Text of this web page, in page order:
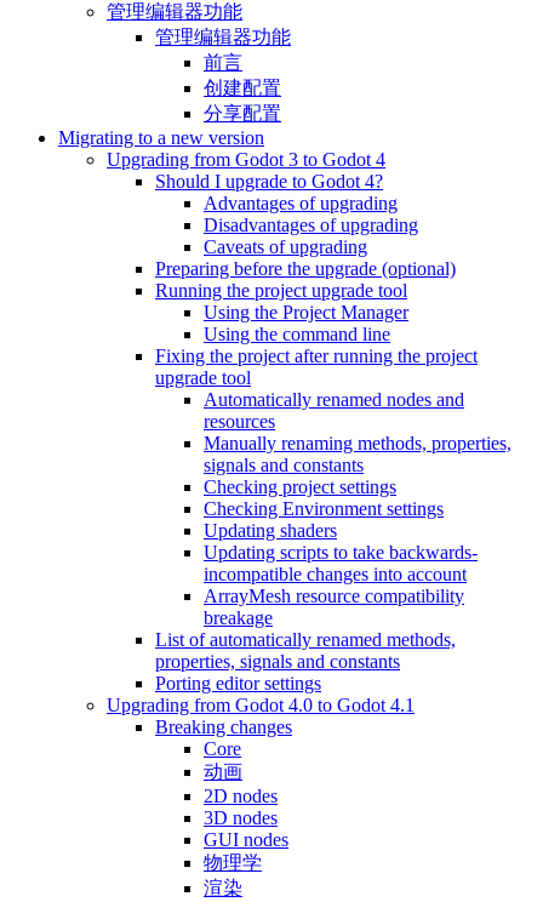
管理编辑器功能
管理编辑器功能
前言
创建配置
分享配置
Migrating to a new version
Upgrading from Godot 3 to Godot 4
Should I upgrade to Godot 4?
Advantages of upgrading
Disadvantages of upgrading
Caveats of upgrading
Preparing before the upgrade (optional)
Running the project upgrade tool
Using the Project Manager
Using the command line
Fixing the project after running the project
upgrade tool
Automatically renamed nodes and
resources
Manually renaming methods, properties,
signals and constants
Checking project settings
Checking Environment settings
Updating shaders
Updating scripts to take backwards-
incompatible changes into account
ArrayMesh resource compatibility
breakage
List of automatically renamed methods,
properties, signals and constants
Porting editor settings
Upgrading from Godot 4.0 to Godot 4.1
Breaking changes
Core
动画
2D nodes
3D nodes
GUI nodes
物理学
渲染